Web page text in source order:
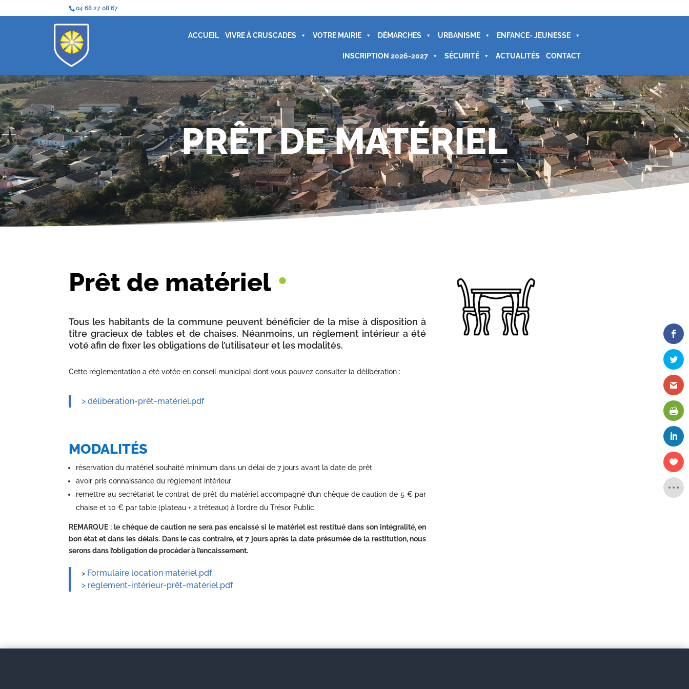
04 68 27 08 67
ACCUEIL VIVRE À CRUSCADES VOTRE MAIRIE DÉMARCHES URBANISME ENFANCE- JEUNESSE
INSCRIPTION 2026-2027 SÉCURITÉ ACTUALITÉS CONTACT
PRÊT DE MATÉRIEL
Prêt de matériel •
Tous les habitants de la commune peuvent bénéficier de la mise à disposition à
titre gracieux de tables et de chaises. Néanmoins, un règlement intérieur a été
voté afin de fixer les obligations de l’utilisateur et les modalités.
Cette réglementation a été votée en conseil municipal dont vous pouvez consulter la délibération :
> délibération-prêt-matériel.pdf
MODALITÉS
réservation du matériel souhaité minimum dans un délai de 7 jours avant la date de prêt
avoir pris connaissance du règlement intérieur
remettre au secrétariat le contrat de prêt du matériel accompagné d’un chèque de caution de 5 € par
chaise et 10 € par table (plateau + 2 tréteaux) à l’ordre du Trésor Public.
REMARQUE : le chèque de caution ne sera pas encaissé si le matériel est restitué dans son intégralité, en
bon état et dans les délais. Dans le cas contraire, et 7 jours après la date présumée de la restitution, nous
serons dans l’obligation de procéder à l’encaissement.
> Formulaire location matériel.pdf
> règlement-intérieur-prêt-matériel.pdf